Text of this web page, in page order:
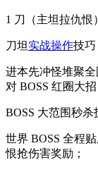
1 刀（主坦拉仇恨
刀坦 实战操作技巧
进本先冲怪堆聚
对 BOSS 红圈大招
BOSS 大范围秒杀
世界 BOSS 全程
恨抢伤害奖励；